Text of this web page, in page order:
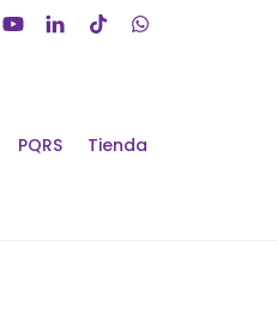
PQRS Tienda